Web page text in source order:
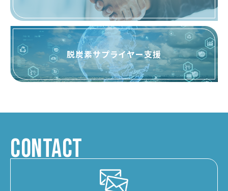
脱炭素サプライヤー支援
CONTACT